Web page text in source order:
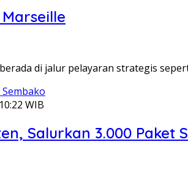
di jalur pelayaran strategis
WIB
Salurkan 3.000 Paket